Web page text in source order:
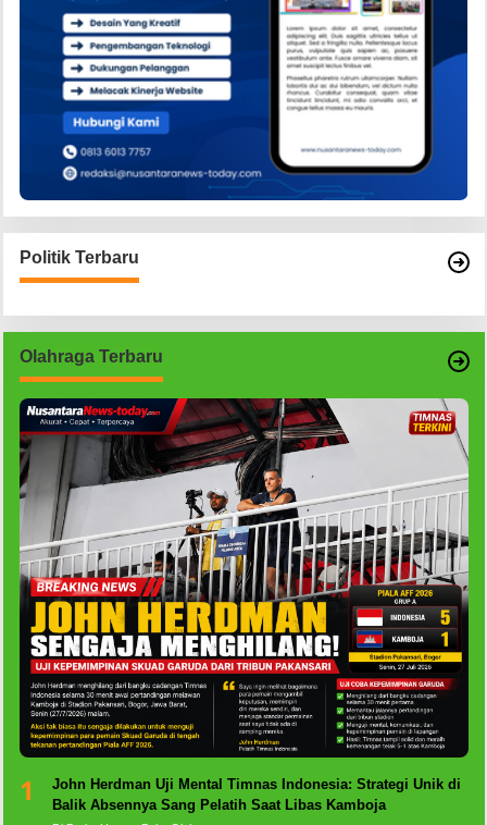
Politik Terbaru
Olahraga Terbaru
1
John Herdman Uji Mental Timnas Indonesia: Strategi Unik di
Balik Absennya Sang Pelatih Saat Libas Kamboja